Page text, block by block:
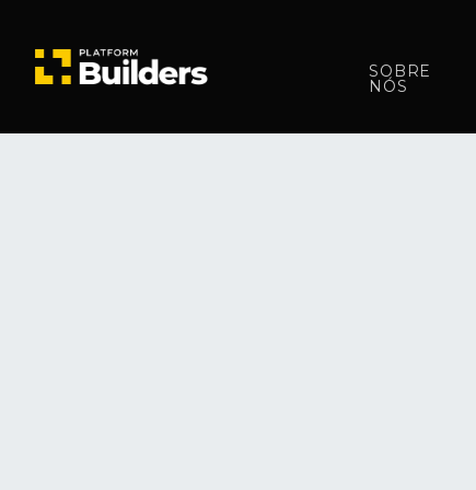
SOBRE
NÓS